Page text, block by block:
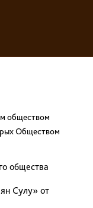
обществом
Обществом
общества
Сулу» от